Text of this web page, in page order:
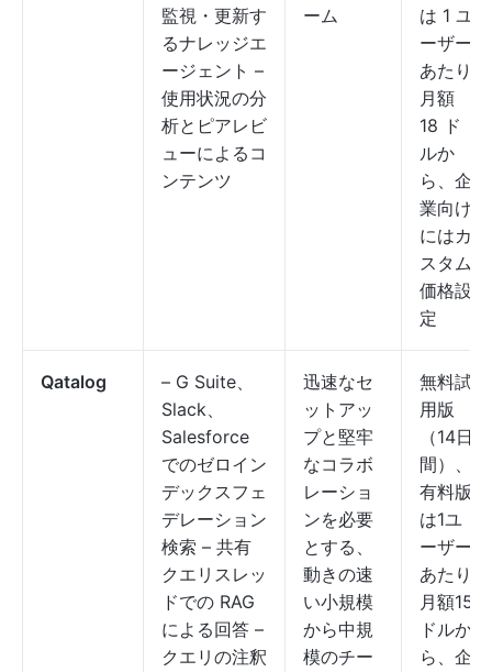
監視・更新す
るナレッジエ
ージェント –
使用状況の分
析とピアレビ
ューによるコ
ンテンツ
ーム
は 1 ユ
ーザー
あたり
月額
18 ド
ルか
ら、企
業向け
にはカ
スタム
価格設
定
Qatalog
– G Suite、
Slack、
Salesforce
でのゼロイン
デックスフェ
デレーション
検索 – 共有
クエリスレッ
ドでの RAG
による回答 –
クエリの注釈
迅速なセ
ットアッ
プと堅牢
なコラボ
レーショ
ンを必要
とする、
動きの速
い小規模
から中規
模のチー
無料試
用版
（14日
間）、
有料版
は1ユ
ーザー
あたり
月額15
ドルか
ら、企